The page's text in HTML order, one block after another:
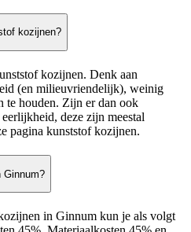
kozijnen?
kozijnen. Denk aan
(en milieuvriendelijk), weinig
te houden. Zijn er dan ook
deze zijn meestal
pagina kunststof kozijnen.
Ginnum?
in Ginnum kun je als volgt